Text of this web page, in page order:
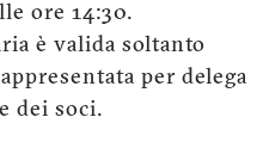
ore 14:30.
è valida soltanto
per delega
dei soci.